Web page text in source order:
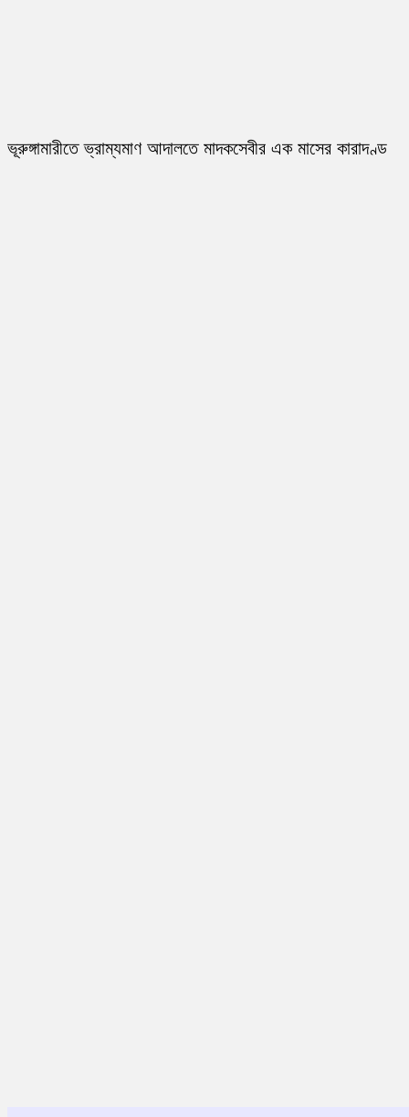
ভূরুঙ্গামারীতে ভ্রাম্যমাণ আদালতে মাদকসেবীর এক মাসের কারাদণ্ড